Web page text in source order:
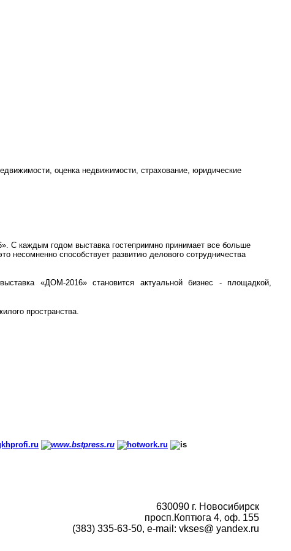
оценка недвижимости, страхование, юридические
С каждым годом выставка гостеприимно принимает все больше
несомненно способствует развитию делового сотрудничества
«ДОМ-2016» становится актуальной бизнес - площадкой,
пространства.
630090 г. Новосибирск
просп.Коптюга 4, оф. 155
(383) 335-63-50, e-mail: vkses@ yandex.ru